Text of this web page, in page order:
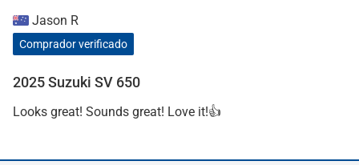
Jason R
Comprador verificado
2025 Suzuki SV 650
Looks great! Sounds great! Love it!👍